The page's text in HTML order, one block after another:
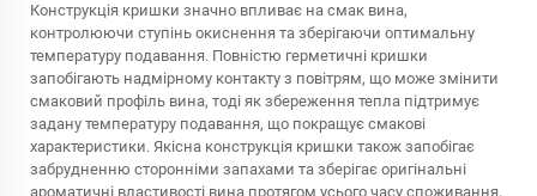
Конструкція кришки значно впливає на смак вина,
контролюючи ступінь окиснення та зберігаючи оптимальну
температуру подавання. Повністю герметичні кришки
запобігають надмірному контакту з повітрям, що може змінити
смаковий профіль вина, тоді як збереження тепла підтримує
задану температуру подавання, що покращує смакові
характеристики. Якісна конструкція кришки також запобігає
забрудненню сторонніми запахами та зберігає оригінальні
ароматичні властивості вина протягом усього часу споживання.